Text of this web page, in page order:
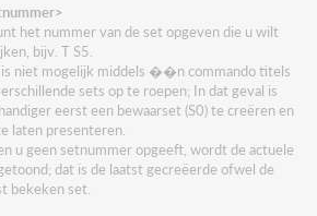
het nummer van de set opgeven die u wilt
bijv. T S5.
niet mogelijk middels ��n commando titels
sets op te roepen; In dat geval is
eerst een bewaarset (S0) te creëren en
laten presenteren.
u geen setnummer opgeeft, wordt de actuele
dat is de laatst gecreëerde ofwel de
bekeken set.